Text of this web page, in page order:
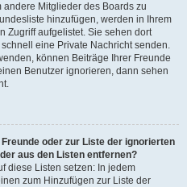
Mitglieder des Boards zu
hinzufügen, werden in Ihrem
Zugriff aufgelistet. Sie sehen dort
eine Private Nachricht senden.
können Beiträge Ihrer Freunde
Benutzer ignorieren, dann sehen
oder zur Liste der ignorierten
aus den Listen entfernen?
diese Listen setzen: In jedem
zum Hinzufügen zur Liste der